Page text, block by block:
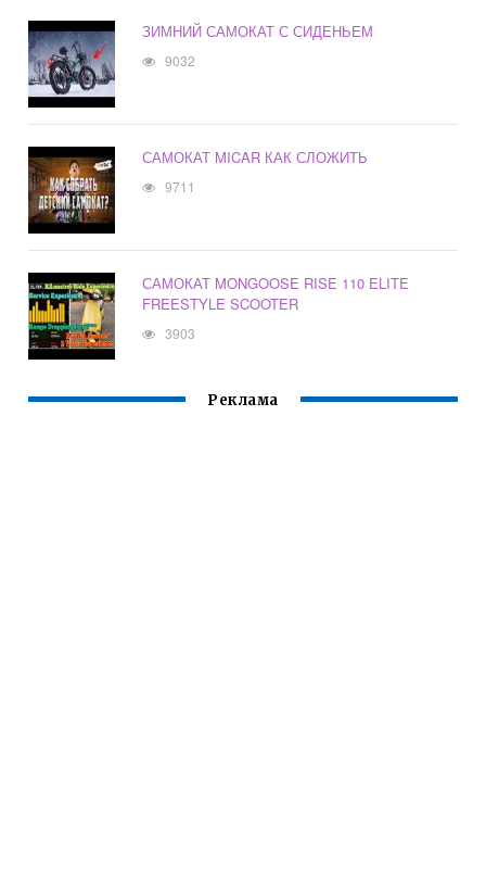
ЗИМНИЙ САМОКАТ С СИДЕНЬЕМ
9032
САМОКАТ MICAR КАК СЛОЖИТЬ
9711
САМОКАТ MONGOOSE RISE 110 ELITE
FREESTYLE SCOOTER
3903
Реклама